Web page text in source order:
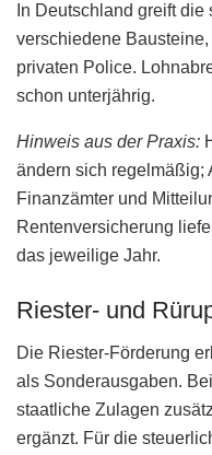
In Deutschland greift
verschiedene
privaten Police.
schon unterjährig.
Hinweis aus der Praxis:
ändern sich regelmäßig;
Finanzämter und
Rentenversicherung
das jeweilige Jahr.
Riester- und
Die Riester-Förderung
als Sonderausgaben.
staatliche Zulagen
ergänzt. Für die